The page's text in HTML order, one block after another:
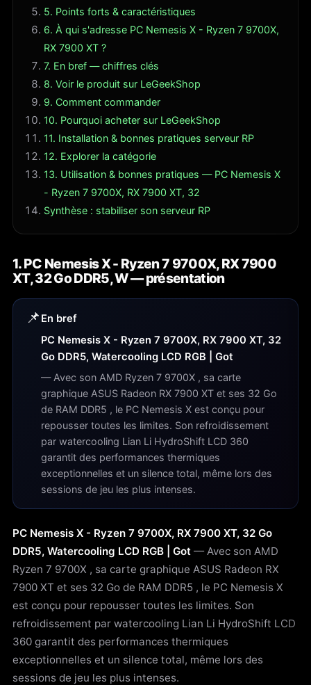
5. Points forts & caractéristiques
6. À qui s'adresse PC Nemesis X - Ryzen 7 9700X,
RX 7900 XT ?
7. En bref — chiffres clés
8. Voir le produit sur LeGeekShop
9. Comment commander
10. Pourquoi acheter sur LeGeekShop
11. Installation & bonnes pratiques serveur RP
12. Explorer la catégorie
13. Utilisation & bonnes pratiques — PC Nemesis X
- Ryzen 7 9700X, RX 7900 XT, 32
Synthèse : stabiliser son serveur RP
1. PC Nemesis X - Ryzen 7 9700X, RX 7900
XT, 32 Go DDR5, W — présentation
📌 En bref
PC Nemesis X - Ryzen 7 9700X, RX 7900 XT, 32
Go DDR5, Watercooling LCD RGB | Got
— Avec son AMD Ryzen 7 9700X , sa carte
graphique ASUS Radeon RX 7900 XT et ses 32 Go
de RAM DDR5 , le PC Nemesis X est conçu pour
repousser toutes les limites. Son refroidissement
par watercooling Lian Li HydroShift LCD 360
garantit des performances thermiques
exceptionnelles et un silence total, même lors des
sessions de jeu les plus intenses.
PC Nemesis X - Ryzen 7 9700X, RX 7900 XT, 32 Go
DDR5, Watercooling LCD RGB | Got — Avec son AMD
Ryzen 7 9700X , sa carte graphique ASUS Radeon RX
7900 XT et ses 32 Go de RAM DDR5 , le PC Nemesis X
est conçu pour repousser toutes les limites. Son
refroidissement par watercooling Lian Li HydroShift LCD
360 garantit des performances thermiques
exceptionnelles et un silence total, même lors des
sessions de jeu les plus intenses.